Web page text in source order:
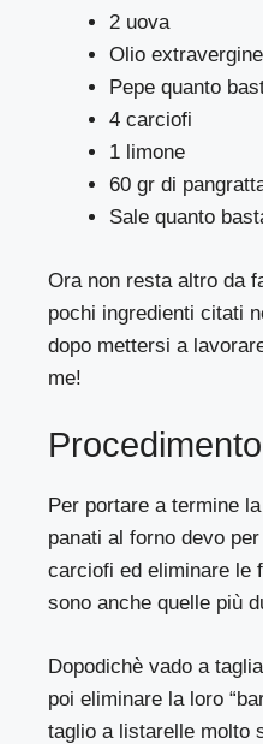
2 uova
Olio
Pepe quanto
4 carciofi
1 limone
60 gr di
Sale quanto
Ora non resta altro da
pochi ingredienti citati
dopo mettersi a
me!
Procedimento
Per portare a termine
panati al forno devo
carciofi ed eliminare le
sono anche quelle più
Dopodichè vado a
poi eliminare la loro
taglio a listarelle molto